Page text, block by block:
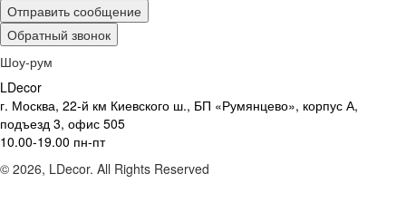
Отправить сообщение
Обратный звонок
Шоу-рум
LDecor
г. Москва, 22-й км Киевского ш., БП «Румянцево», корпус А,
подъезд 3, офис 505
10.00-19.00 пн-пт
© 2026, LDecor. All Rights Reserved